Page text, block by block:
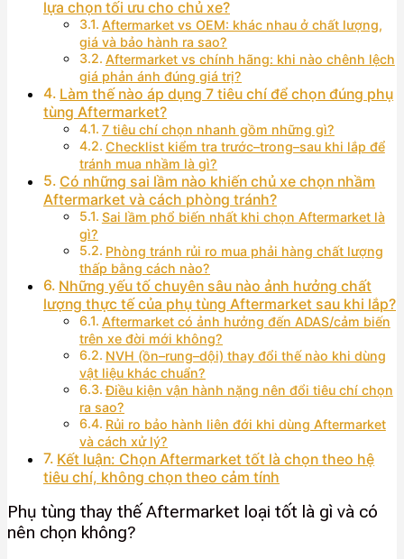
lựa chọn tối ưu cho chủ xe?
Aftermarket vs OEM: khác nhau ở chất lượng,
giá và bảo hành ra sao?
Aftermarket vs chính hãng: khi nào chênh lệch
giá phản ánh đúng giá trị?
Làm thế nào áp dụng 7 tiêu chí để chọn đúng phụ
tùng Aftermarket?
7 tiêu chí chọn nhanh gồm những gì?
Checklist kiểm tra trước–trong–sau khi lắp để
tránh mua nhầm là gì?
Có những sai lầm nào khiến chủ xe chọn nhầm
Aftermarket và cách phòng tránh?
Sai lầm phổ biến nhất khi chọn Aftermarket là
gì?
Phòng tránh rủi ro mua phải hàng chất lượng
thấp bằng cách nào?
Những yếu tố chuyên sâu nào ảnh hưởng chất
lượng thực tế của phụ tùng Aftermarket sau khi lắp?
Aftermarket có ảnh hưởng đến ADAS/cảm biến
trên xe đời mới không?
NVH (ồn–rung–dội) thay đổi thế nào khi dùng
vật liệu khác chuẩn?
Điều kiện vận hành nặng nên đổi tiêu chí chọn
ra sao?
Rủi ro bảo hành liên đới khi dùng Aftermarket
và cách xử lý?
Kết luận: Chọn Aftermarket tốt là chọn theo hệ
tiêu chí, không chọn theo cảm tính
Phụ tùng thay thế Aftermarket loại tốt là gì và có
nên chọn không?